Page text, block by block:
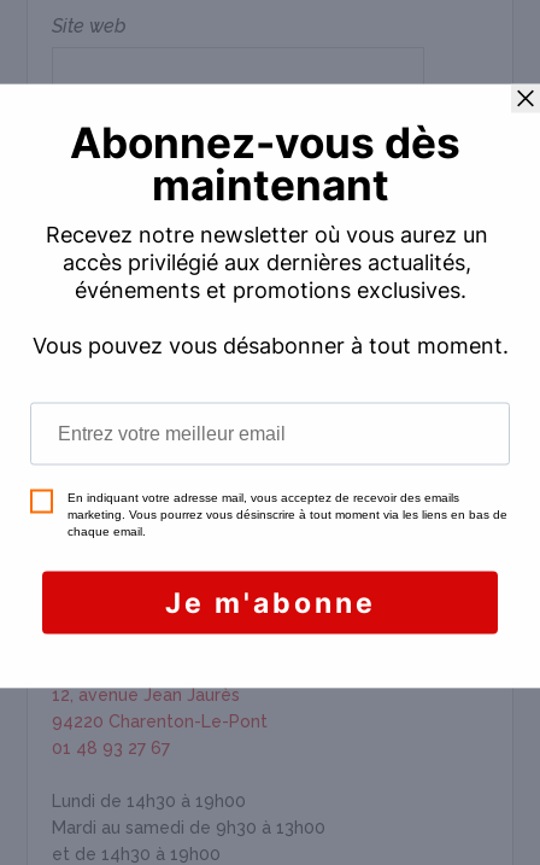
Site web
Commentaire
12, avenue Jean Jaurès
94220 Charenton-Le-Pont
01 48 93 27 67
Lundi de 14h30 à 19h00
Mardi au samedi de 9h30 à 13h00
et de 14h30 à 19h00